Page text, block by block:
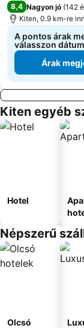
8,4 Nagyon jó (142
Kiten, 0.9 km-re
A pontos árak
válasszon
Árak
Kiten egyéb
Hotel
Népszerű
Olcsó